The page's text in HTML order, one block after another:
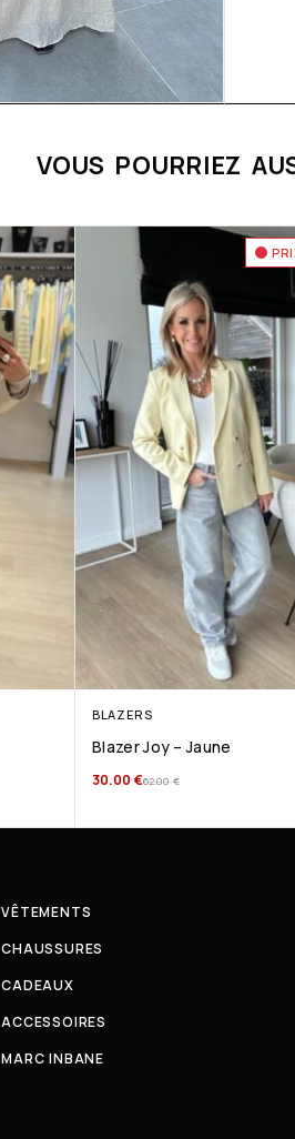
VOUS POURRIEZ
BLAZERS
Blazer Joy – Jaune
62.00€
30.00 €
VÊTEMENTS
CHAUSSURES
CADEAUX
ACCESSOIRES
MARC INBANE